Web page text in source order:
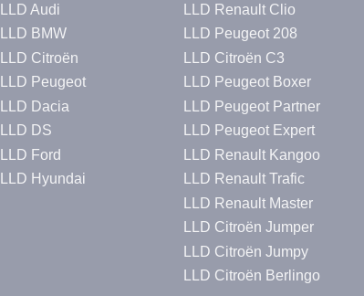
LLD Audi
LLD BMW
LLD Citroën
LLD Peugeot
LLD Dacia
LLD DS
LLD Ford
LLD Hyundai
LLD Renault Clio
LLD Peugeot 208
LLD Citroën C3
LLD Peugeot Boxer
LLD Peugeot Partner
LLD Peugeot Expert
LLD Renault Kangoo
LLD Renault Trafic
LLD Renault Master
LLD Citroën Jumper
LLD Citroën Jumpy
LLD Citroën Berlingo